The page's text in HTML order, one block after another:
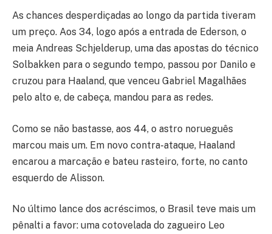
As chances desperdiçadas ao longo da partida tiveram
um preço. Aos 34, logo após a entrada de Ederson, o
meia Andreas Schjelderup, uma das apostas do técnico
Solbakken para o segundo tempo, passou por Danilo e
cruzou para Haaland, que venceu Gabriel Magalhães
pelo alto e, de cabeça, mandou para as redes.
Como se não bastasse, aos 44, o astro norueguês
marcou mais um. Em novo contra-ataque, Haaland
encarou a marcação e bateu rasteiro, forte, no canto
esquerdo de Alisson.
No último lance dos acréscimos, o Brasil teve mais um
pênalti a favor: uma cotovelada do zagueiro Leo